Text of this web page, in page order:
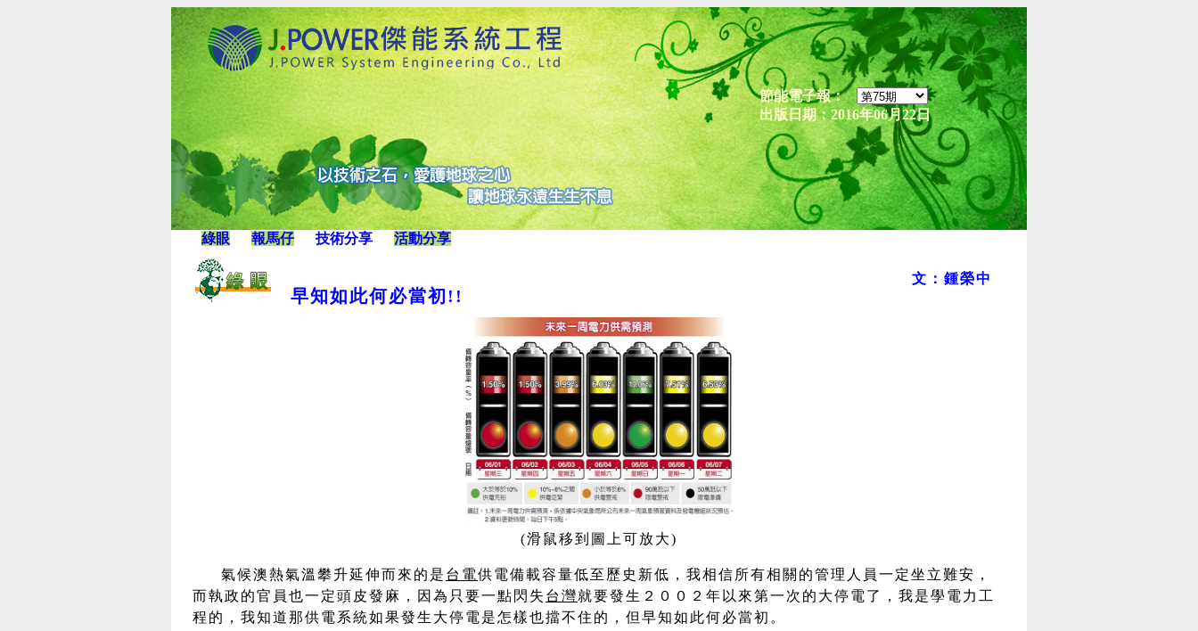
節能電子報：
出版日期：2016年06月22日
綠眼 報馬仔 技術分享 活動分享
早知如此何必當初!!
文：鍾榮中
(滑鼠移到圖上可放大)
氣候澳熱氣溫攀升延伸而來的是 台電供電備載容量低至歷史新低，我相信所有相關的管理人員一定坐立難安，
而執政的官員也一定頭皮發麻，因為只要一點閃失 台灣就要發生２００２年以來第一次的大停電了，我是學電力工
程的，我知道那供電系統如果發生大停電是怎樣也擋不住的，但早知如此何必當初。